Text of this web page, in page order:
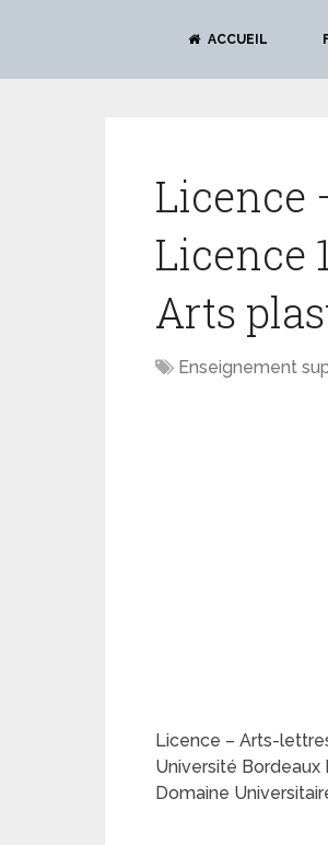
ACCUEIL
Licence
Licence
Arts
Enseignement
Licence – Arts-
Université Bordeaux
Domaine